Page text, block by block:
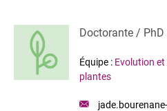
Doctorante /
Équipe : Evolution
plantes
Email